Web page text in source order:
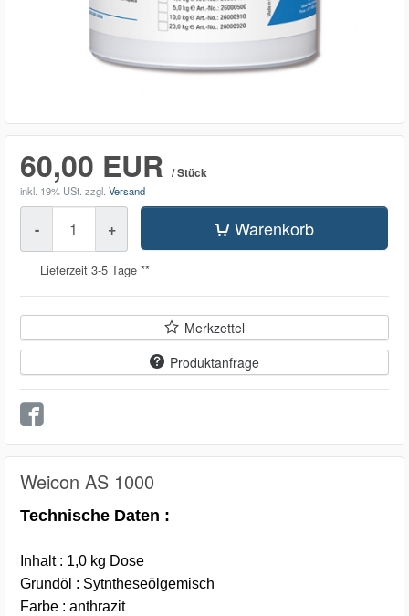
60,00 EUR / Stück
inkl. 19% USt. zzgl. Versand
- + Warenkorb
Lieferzeit 3-5 Tage **
Merkzettel
Produktanfrage
Weicon AS 1000
Technische Daten :
Inhalt : 1,0 kg Dose
Grundöl : Sytntheseölgemisch
Farbe : anthrazit